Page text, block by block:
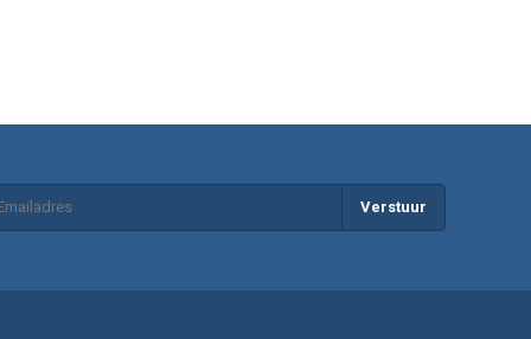
Verstuur